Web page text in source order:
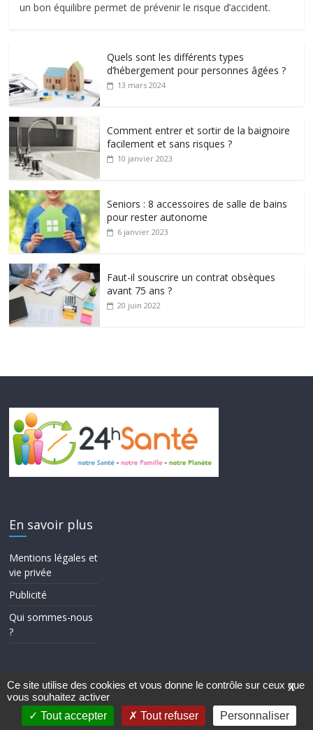
un bon équilibre permet de prévenir le risque d’accident.
Quels sont les différents types
d’hébergement pour personnes âgées ?
13 mars 2024
Comment entrer et sortir de la baignoire
facilement et sans risques ?
10 janvier 2023
Seniors : 8 accessoires de salle de bains
pour rester autonome
6 janvier 2023
Faut-il souscrire un contrat obsèques
avant 75 ans ?
20 juin 2022
En savoir plus
Mentions légales et
vie privée
Publicité
Qui sommes-nous
?
Copyright © 2026
Theme ColorMag par
ThemeGrill.. Propulsé parWordPress.
X
Ce site utilise des cookies et vous donne le contrôle sur ceux que
vous souhaitez activer
Tout accepter
Tout refuser Personnaliser